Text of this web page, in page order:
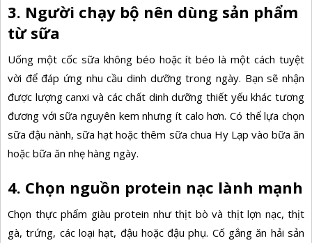
3. Người chạy bộ nên dùng sản phẩm
từ sữa
Uống một cốc sữa không béo hoặc ít béo là một cách tuyệt
vời để đáp ứng nhu cầu dinh dưỡng trong ngày. Bạn sẽ nhận
được lượng canxi và các chất dinh dưỡng thiết yếu khác tương
đương với sữa nguyên kem nhưng ít calo hơn. Có thể lựa chọn
sữa đậu nành, sữa hạt hoặc thêm sữa chua Hy Lạp vào bữa ăn
hoặc bữa ăn nhẹ hàng ngày.
4. Chọn nguồn protein nạc lành mạnh
Chọn thực phẩm giàu protein như thịt bò và thịt lợn nạc, thịt
gà, trứng, các loại hạt, đậu hoặc đậu phụ. Cố gắng ăn hải sản